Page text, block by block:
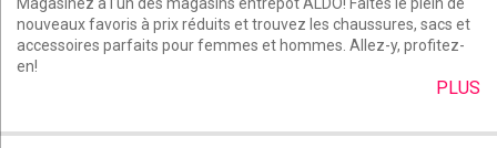
Magasinez à l'un des magasins entrepôt ALDO! Faites le plein de
nouveaux favoris à prix réduits et trouvez les chaussures, sacs et
accessoires parfaits pour femmes et hommes. Allez-y, profitez-
en!
PLUS